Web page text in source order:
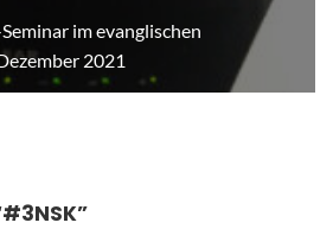
im evanglischen
2021
#3NSK”